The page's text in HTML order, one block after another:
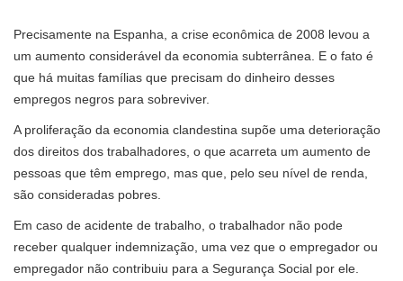
Precisamente na Espanha, a crise econômica de 2008 levou a
um aumento considerável da economia subterrânea. E o fato é
que há muitas famílias que precisam do dinheiro desses
empregos negros para sobreviver.
A proliferação da economia clandestina supõe uma deterioração
dos direitos dos trabalhadores, o que acarreta um aumento de
pessoas que têm emprego, mas que, pelo seu nível de renda,
são consideradas pobres.
Em caso de acidente de trabalho, o trabalhador não pode
receber qualquer indemnização, uma vez que o empregador ou
empregador não contribuiu para a Segurança Social por ele.